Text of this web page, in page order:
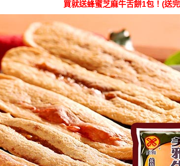
買就送蜂蜜芝麻牛舌餅1包！(送